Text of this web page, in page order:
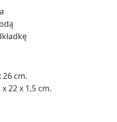
cm.
22 x 1,5 cm.